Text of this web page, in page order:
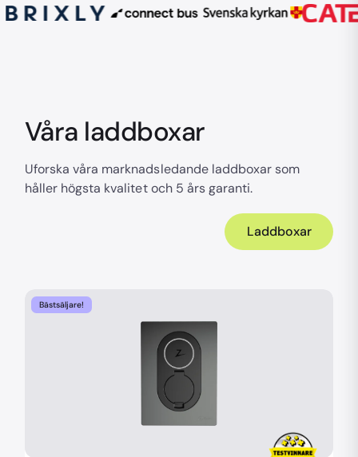
Våra laddboxar
Uforska våra marknadsledande laddboxar som
håller högsta kvalitet och 5 års garanti.
Laddboxar
Bästsäljare!